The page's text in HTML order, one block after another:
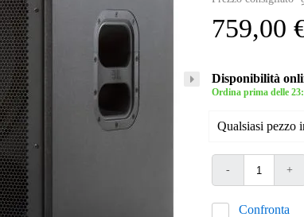
759,00
Disponibilità
Ordina prima delle
Qualsiasi pezzo
- +
Confronta